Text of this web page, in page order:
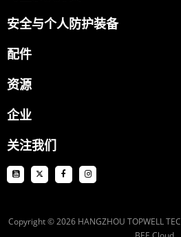
安全与个人防护装备
配件
资源
企业
关注我们
Copyright © 2026 HANGZHOU TOPWELL